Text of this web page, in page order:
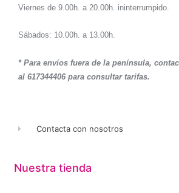
Viernes de 9.00h. a 20.00h. ininterrumpido.
Sábados: 10.00h. a 13.00h.
* Para envíos fuera de la península,
al 617344406 para consultar tarifas.
Contacta con nosotros
Nuestra tienda